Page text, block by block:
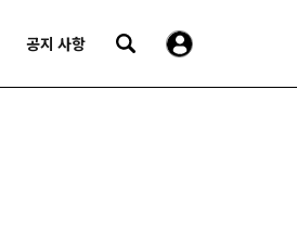
공지 사항